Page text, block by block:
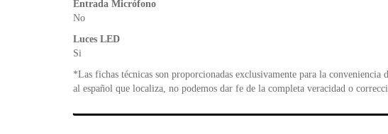
Entrada Micrófono
No
Luces LED
Si
*Las fichas técnicas son proporcionadas exclusivamente para la
al español que localiza, no podemos dar fe de la completa veracidad o